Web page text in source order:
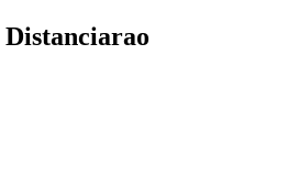
Distanciarao